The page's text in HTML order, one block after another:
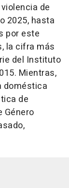
de
2025, hasta
por este
la cifra más
del Instituto
Mientras,
doméstica
de
Género